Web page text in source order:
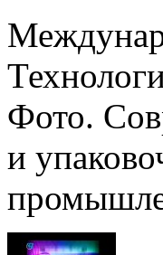
Фото.
и